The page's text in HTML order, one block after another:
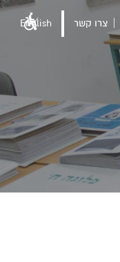
צרו קשר English